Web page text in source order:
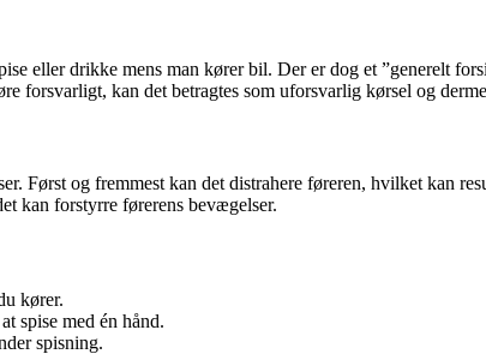
eller drikke mens man kører bil. Der er dog et ”generelt
forsvarligt, kan det betragtes som uforsvarlig kørsel og
Først og fremmest kan det distrahere føreren, hvilket kan
kan forstyrre førerens bevægelser.
kører.
spise med én hånd.
spisning.